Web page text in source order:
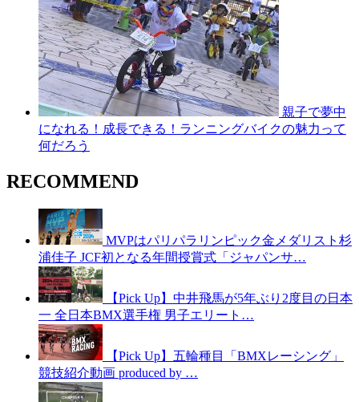
親子で夢中
になれる！成長できる！ランニングバイクの魅力って
何だろう
RECOMMEND
MVPはパリパラリンピック金メダリスト杉
浦佳子 JCF初となる年間授賞式「ジャパンサ…
【Pick Up】中井飛馬が5年ぶり2度目の日本
一 全日本BMX選手権 男子エリート…
【Pick Up】五輪種目「BMXレーシング」
競技紹介動画 produced by …